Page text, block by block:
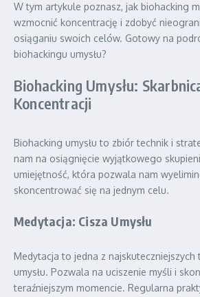
W tym artykule poznasz, jak biohacking
wzmocnić koncentrację i zdobyć
osiąganiu swoich celów. Gotowy na
biohackingu umysłu?
Biohacking Umysłu:
Koncentracji
Biohacking umysłu to zbiór technik i
nam na osiągnięcie wyjątkowego
umiejętność, która pozwala nam
skoncentrować się na jednym celu.
Medytacja: Cisza Umysłu
Medytacja to jedna z najskuteczniejszych
umysłu. Pozwala na uciszenie myśli i
teraźniejszym momencie. Regularna